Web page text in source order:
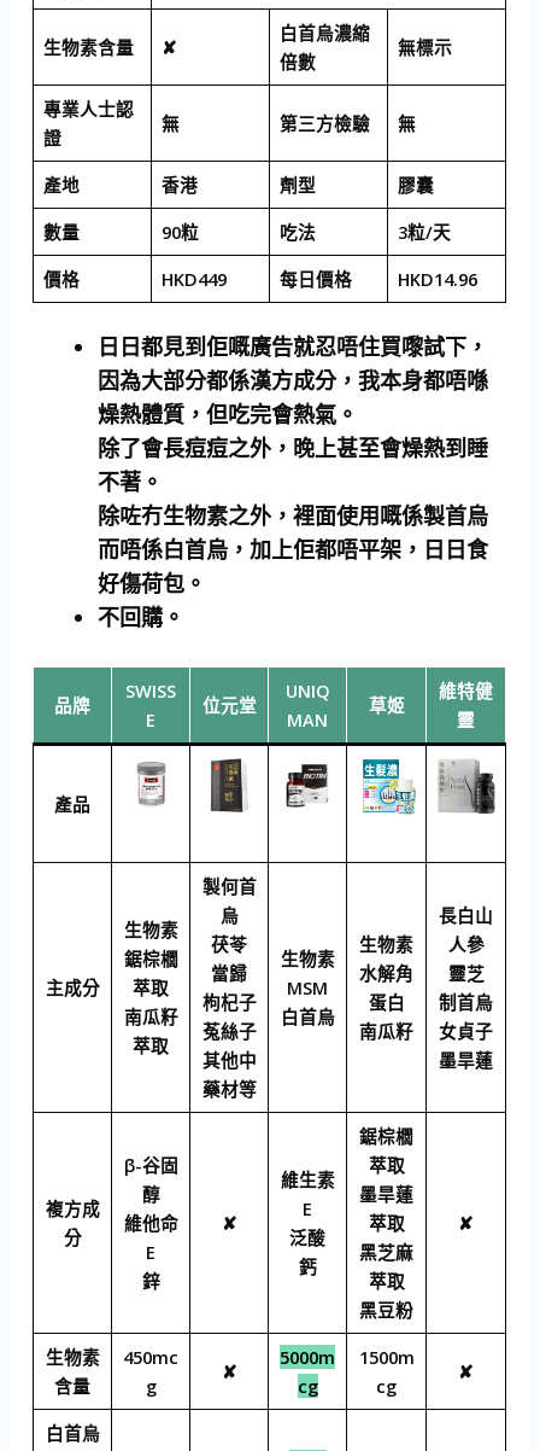
生物素含量 ✘
白首烏濃縮
倍數
無標示
專業人士認
證
無 第三方檢驗 無
產地 香港 劑型
膠囊
數量
90粒 吃法
3粒/天
價格
HKD449 每日價格 HKD14.96
日日都見到佢嘅廣告就忍唔住買嚟試下，
因為大部分都係漢方成分，我本身都唔喺
燥熱體質，但吃完會熱氣。
除了會長痘痘之外，晚上甚至會燥熱到睡
不著。
除咗冇生物素之外，裡面使用嘅係製首烏
而唔係白首烏，加上佢都唔平架，日日食
好傷荷包。
不回購。
品牌
SWISS
E
位元堂
UNIQ
MAN
草姬
維特健
靈
產品
主成分
生物素
鋸棕櫚
萃取
南瓜籽
萃取
製何首
烏
茯苓
當歸
枸杞子
菟絲子
其他中
藥材等
生物素
MSM
白首烏
生物素
⽔解角
蛋⽩
南瓜籽
長白山
人參
靈芝
制首烏
女貞子
墨旱蓮
複方成
分
β-谷固
醇
維他命
E
鋅
✘
維生素
E
泛酸
鈣
鋸棕櫚
萃取
墨旱蓮
萃取
⿊芝麻
萃取
⿊⾖粉
✘
生物素
含量
450mc
g
✘
5000m
cg
1500m
cg
✘
白首烏